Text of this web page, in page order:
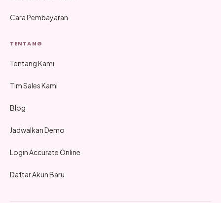
Cara Pembayaran
TENTANG
Tentang Kami
Tim Sales Kami
Blog
Jadwalkan Demo
Login Accurate Online
Daftar Akun Baru